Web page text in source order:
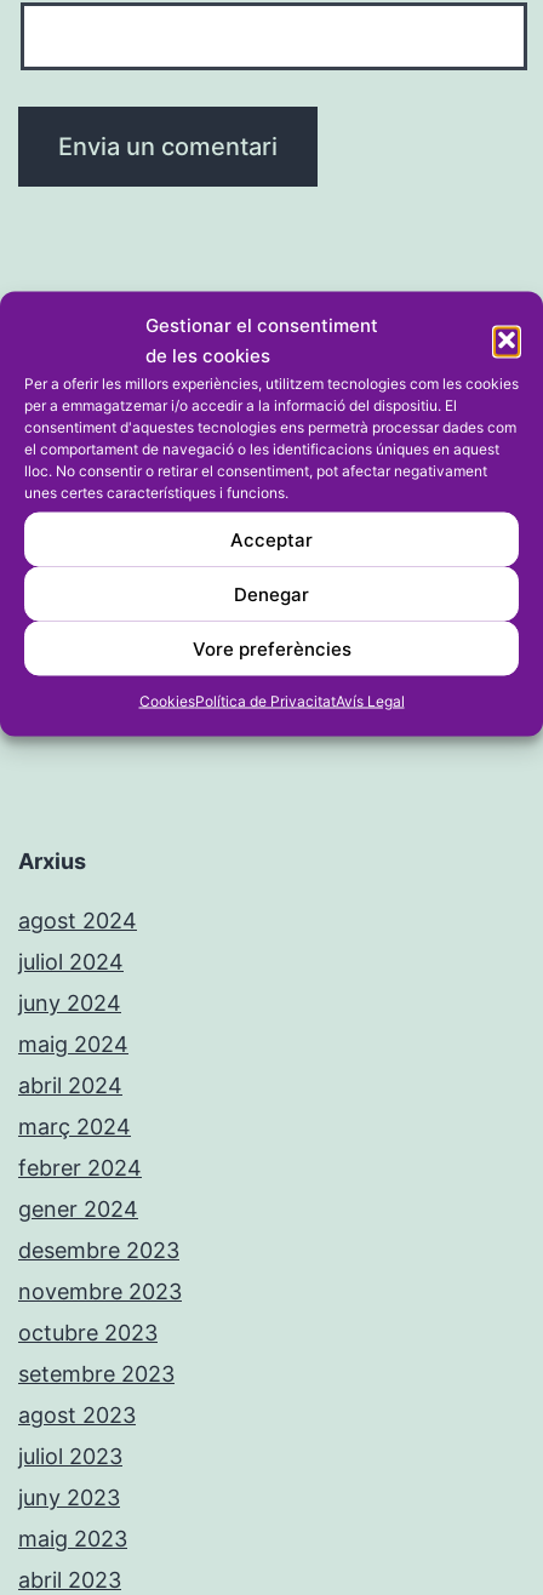
Gestionar el consentiment
de les cookies
Per a oferir les millors experiències, utilitzem tecnologies com les cookies
per a emmagatzemar i/o accedir a la informació del dispositiu. El
consentiment d'aquestes tecnologies ens permetrà processar dades com
el comportament de navegació o les identificacions úniques en aquest
lloc. No consentir o retirar el consentiment, pot afectar negativament
unes certes característiques i funcions.
Acceptar
Denegar
Vore preferències
CookiesPolítica de PrivacitatAvís Legal
Navegació
d'entrades
Entrada anterior
Orba i Calp es juguen el passe a la
següent ronda de La Nostra Copa
demà en La Marjal
Entrada següent
Els deniers Muñoz i Cogollos i el
xabienc Boronat pugen al podi en la
Setmana Nàutica d’Alacant
Arxius
agost 2024
juliol 2024
juny 2024
maig 2024
abril 2024
març 2024
febrer 2024
gener 2024
desembre 2023
novembre 2023
octubre 2023
setembre 2023
agost 2023
juliol 2023
juny 2023
maig 2023
abril 2023